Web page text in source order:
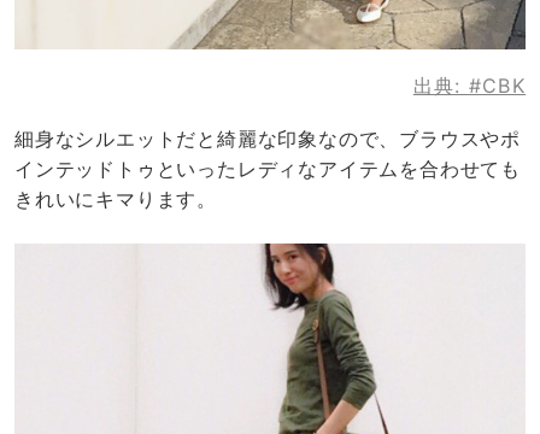
出典: #CBK
細身なシルエットだと綺麗な印象なので、ブラウスやポ
インテッドトゥといったレディなアイテムを合わせても
きれいにキマります。